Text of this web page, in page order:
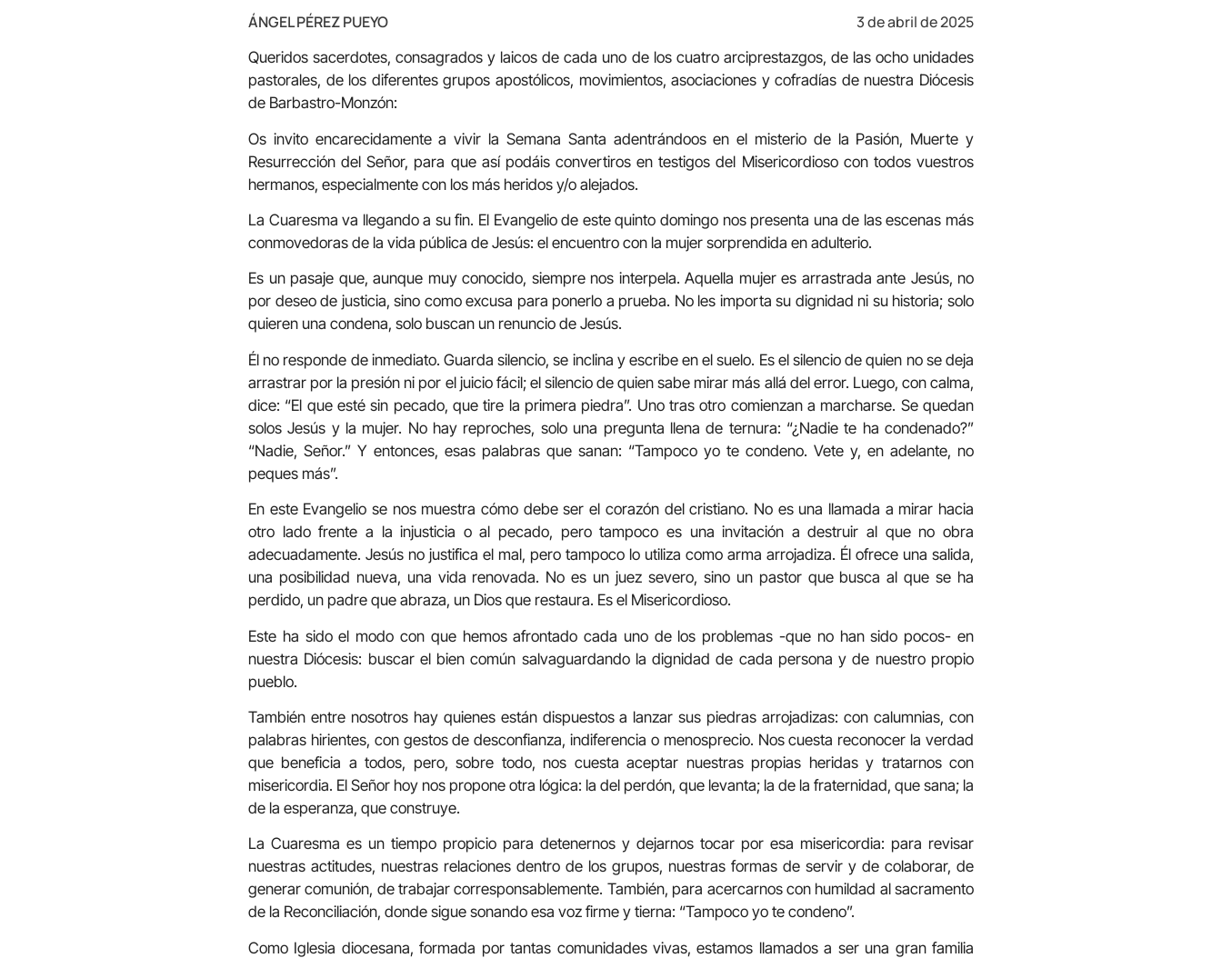
ÁNGEL PÉREZ PUEYO 3 de abril de 2025
Queridos sacerdotes, consagrados y laicos de cada uno de los cuatro arciprestazgos, de las ocho unidades
pastorales, de los diferentes grupos apostólicos, movimientos, asociaciones y cofradías de nuestra Diócesis
de Barbastro-Monzón:
Os invito encarecidamente a vivir la Semana Santa adentrándoos en el misterio de la Pasión, Muerte y
Resurrección del Señor, para que así podáis convertiros en testigos del Misericordioso con todos vuestros
hermanos, especialmente con los más heridos y/o alejados.
La Cuaresma va llegando a su fin. El Evangelio de este quinto domingo nos presenta una de las escenas más
conmovedoras de la vida pública de Jesús: el encuentro con la mujer sorprendida en adulterio.
Es un pasaje que, aunque muy conocido, siempre nos interpela. Aquella mujer es arrastrada ante Jesús, no
por deseo de justicia, sino como excusa para ponerlo a prueba. No les importa su dignidad ni su historia; solo
quieren una condena, solo buscan un renuncio de Jesús.
Él no responde de inmediato. Guarda silencio, se inclina y escribe en el suelo. Es el silencio de quien no se deja
arrastrar por la presión ni por el juicio fácil; el silencio de quien sabe mirar más allá del error. Luego, con calma,
dice: “El que esté sin pecado, que tire la primera piedra”. Uno tras otro comienzan a marcharse. Se quedan
solos Jesús y la mujer. No hay reproches, solo una pregunta llena de ternura: “¿Nadie te ha condenado?”
“Nadie, Señor.” Y entonces, esas palabras que sanan: “Tampoco yo te condeno. Vete y, en adelante, no
peques más”.
En este Evangelio se nos muestra cómo debe ser el corazón del cristiano. No es una llamada a mirar hacia
otro lado frente a la injusticia o al pecado, pero tampoco es una invitación a destruir al que no obra
adecuadamente. Jesús no justifica el mal, pero tampoco lo utiliza como arma arrojadiza. Él ofrece una salida,
una posibilidad nueva, una vida renovada. No es un juez severo, sino un pastor que busca al que se ha
perdido, un padre que abraza, un Dios que restaura. Es el Misericordioso.
Este ha sido el modo con que hemos afrontado cada uno de los problemas -que no han sido pocos- en
nuestra Diócesis: buscar el bien común salvaguardando la dignidad de cada persona y de nuestro propio
pueblo.
También entre nosotros hay quienes están dispuestos a lanzar sus piedras arrojadizas: con calumnias, con
palabras hirientes, con gestos de desconfianza, indiferencia o menosprecio. Nos cuesta reconocer la verdad
que beneficia a todos, pero, sobre todo, nos cuesta aceptar nuestras propias heridas y tratarnos con
misericordia. El Señor hoy nos propone otra lógica: la del perdón, que levanta; la de la fraternidad, que sana; la
de la esperanza, que construye.
La Cuaresma es un tiempo propicio para detenernos y dejarnos tocar por esa misericordia: para revisar
nuestras actitudes, nuestras relaciones dentro de los grupos, nuestras formas de servir y de colaborar, de
generar comunión, de trabajar corresponsablemente. También, para acercarnos con humildad al sacramento
de la Reconciliación, donde sigue sonando esa voz firme y tierna: “Tampoco yo te condeno”.
Como Iglesia diocesana, formada por tantas comunidades vivas, estamos llamados a ser una gran familia